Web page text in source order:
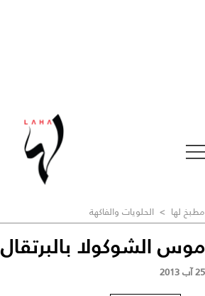
مطبخ لها > الحلويات والفاكهة
موس الشوكولا بالبرتقال
25 آب 2013